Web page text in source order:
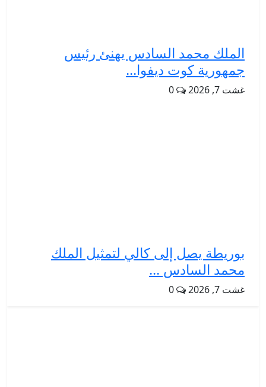
الملك محمد السادس يهنئ رئيس
جمهورية كوت ديفوا...
غشت 7, 2026 0
بوريطة يصل إلى كالي لتمثيل الملك
محمد السادس ...
غشت 7, 2026 0